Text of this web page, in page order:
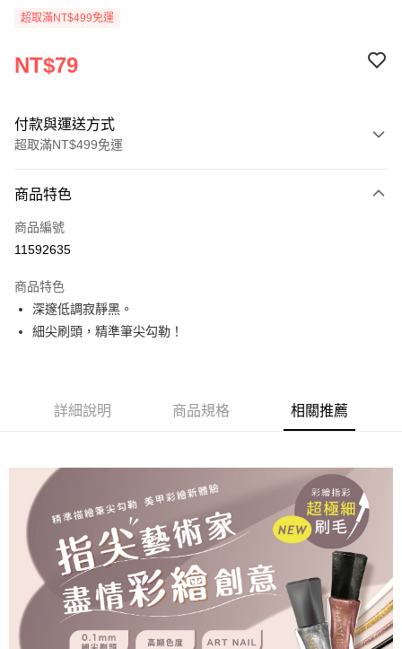
超取滿NT$499免運
NT$79
付款與運送方式
超取滿NT$499免運
信用卡一次付款
超商取貨付款
Apple Pay
街口支付
運送方式
每筆NT$80，滿NT$499(含以上)免運費
因應疫情升溫，目前暫停使用7-11取貨付款配送，請使用全家
取貨付款，誤選客服會協助您更改。
每筆NT$9,999
黑貓宅急便
每筆NT$100，滿NT$699(含以上)免運費
商品特色
商品編號
11592635
商品特色
深邃低調寂靜黑。
細尖刷頭，精準筆尖勾勒！
詳細說明 商品規格 相關推薦